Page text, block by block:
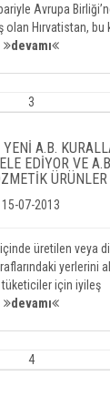
Avrupa
Hırvatistan, bu
devamı
3
A.B.
EDİYOR VE
ÜRÜNLER
15-07-2013
üretilen veya
yerlerini
tüketiciler için iyileş
devamı
4